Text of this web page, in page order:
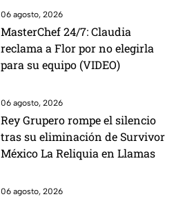
06 agosto, 2026
MasterChef 24/7: Claudia
reclama a Flor por no elegirla
para su equipo (VIDEO)
06 agosto, 2026
Rey Grupero rompe el silencio
tras su eliminación de Survivor
México La Reliquia en Llamas
06 agosto, 2026